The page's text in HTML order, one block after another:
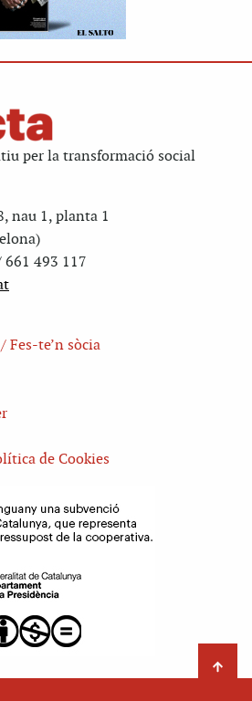
per la transformació social
nau 1, planta 1
661 493 117
Fes-te’n sòcia
de Cookies